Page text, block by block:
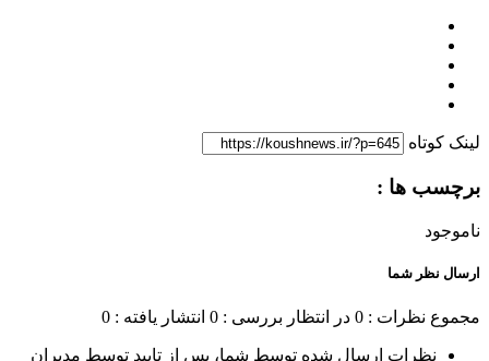
لینک کوتاه
برچسب ها :
ناموجود
ارسال نظر شما
مجموع نظرات : 0 در انتظار بررسی : 0 انتشار یافته : 0
نظرات ارسال شده توسط شما، پس از تایید توسط مدیران